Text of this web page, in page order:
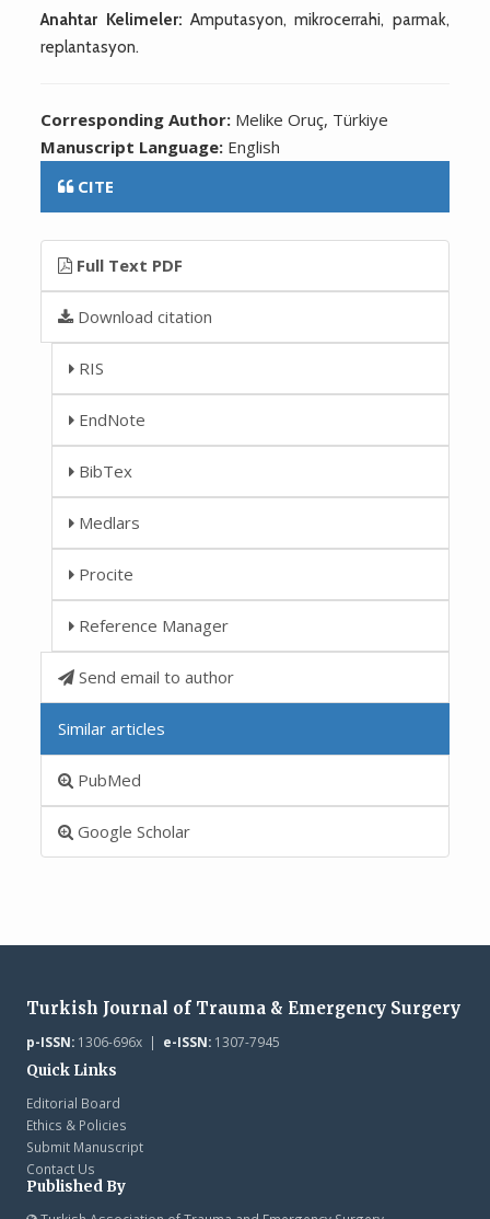
Anahtar Kelimeler: Amputasyon, mikrocerrahi, parmak,
replantasyon.
Corresponding Author: Melike Oruç, Türkiye
Manuscript Language: English
CITE
Full Text PDF
Download citation
RIS
EndNote
BibTex
Medlars
Procite
Reference Manager
Send email to author
Similar articles
PubMed
Google Scholar
Turkish Journal of Trauma & Emergency Surgery
p-ISSN:1306-696x | e-ISSN:1307-7945
Quick Links
Editorial Board
Ethics & Policies
Submit Manuscript
Contact Us
Published By